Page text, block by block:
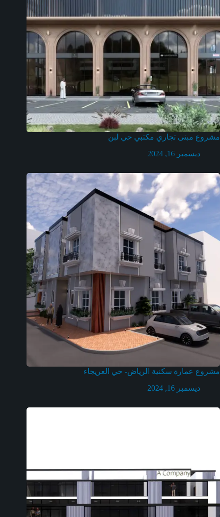
مشروع مبنى تجاري مكتبي حي لبن
ديسمبر 16, 2024
مشروع عمارة سكنية الرياض- حي العريجاء
ديسمبر 16, 2024